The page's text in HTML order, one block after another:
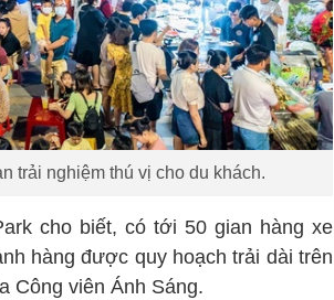
trải nghiệm thú vị cho du khách.
cho biết, có tới 50 gian hàng xe
hàng được quy hoạch trải dài trên
Công viên Ánh Sáng.